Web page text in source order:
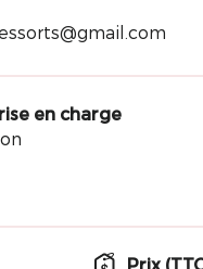
en charge
Prix